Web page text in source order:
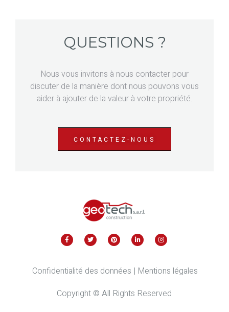
QUESTIONS ?
Nous vous invitons à nous contacter pour
discuter de la manière dont nous pouvons vous
aider à ajouter de la valeur à votre propriété.
CONTACTEZ-NOUS
Confidentialité des données | Mentions légales
Copyright © All Rights Reserved